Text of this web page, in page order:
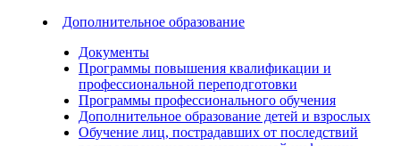
Дополнительное образование
Документы
Программы повышения квалификации и
профессиональной переподготовки
Программы профессионального обучения
Дополнительное образование детей и взрослых
Обучение лиц, пострадавших от последствий